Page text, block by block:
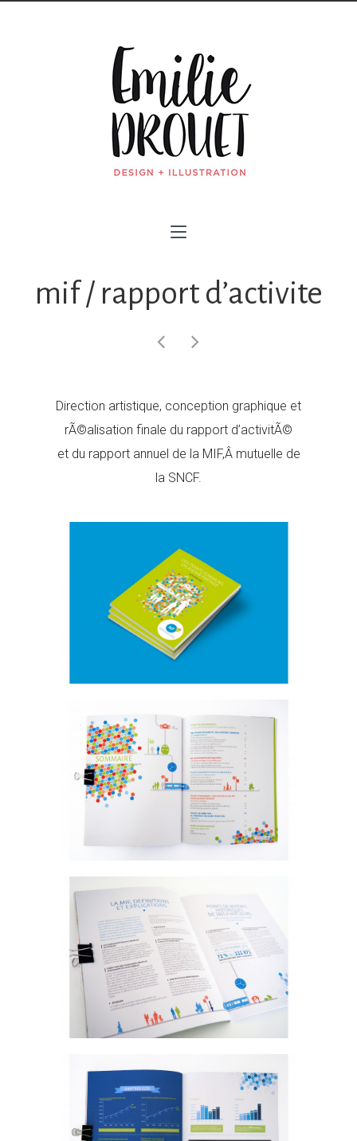
mif / rapport d’activite
Direction artistique, conception graphique et
rÃ©alisation finale du rapport d’activitÃ©
et du rapport annuel de la MIF,Â mutuelle de
la SNCF.